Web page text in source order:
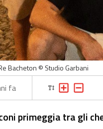
Bacheton © Studio Garbani
fa
primeggia tra gli